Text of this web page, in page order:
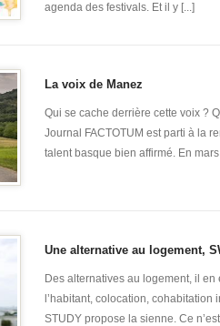
agenda des festivals. Et il y [...]
La voix de Manez
Qui se cache derrière cette voix ?
Journal FACTOTUM est parti à la
talent basque bien affirmé. En
Une alternative au logement,
Des alternatives au logement, il
l’habitant, colocation,
STUDY propose la sienne. Ce